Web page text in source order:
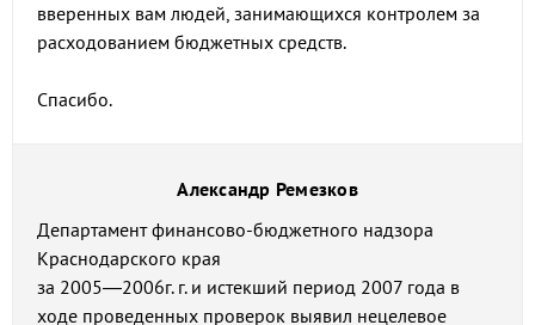
вверенных вам людей, занимающихся контролем за
расходованием бюджетных средств.
Спасибо.
Александр Ремезков
Департамент финансово-бюджетного надзора
Краснодарского края
за 2005—2006г. г. и истекший период 2007 года в
ходе проведенных проверок выявил нецелевое